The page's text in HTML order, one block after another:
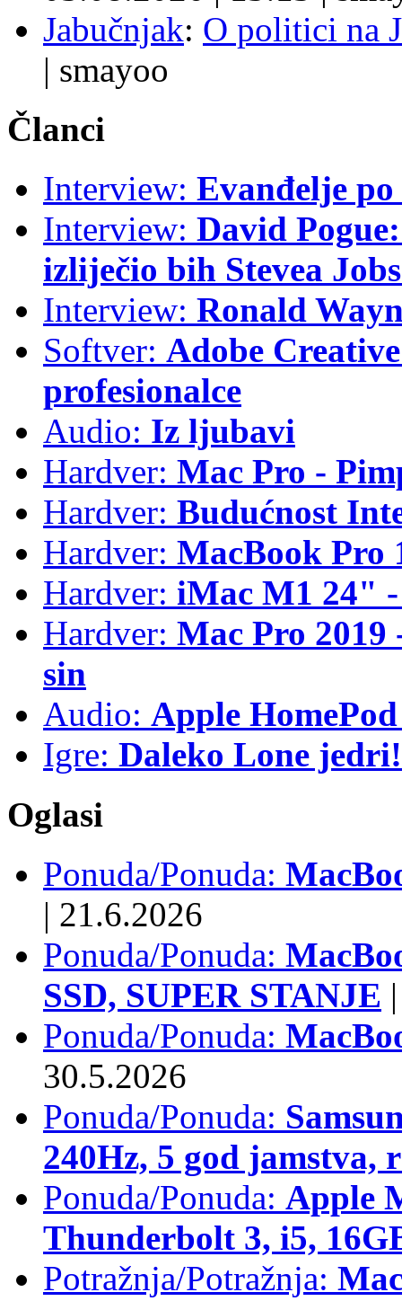
Jabučnjak: O politici na
| smayoo
Članci
Interview: Evanđelje
Interview: David
izliječio bih Stevea
Interview: Ronald
Softver: Adobe
profesionalce
Audio: Iz ljubavi
Hardver: Mac Pro -
Hardver: Budućnost
Hardver: MacBook Pro
Hardver: iMac M1 24"
Hardver: Mac Pro
sin
Audio: Apple
Igre: Daleko Lone jedri!
Oglasi
Ponuda/Ponuda:
| 21.6.2026
Ponuda/Ponuda:
SSD, SUPER STANJE |
Ponuda/Ponuda:
30.5.2026
Ponuda/Ponuda:
240Hz, 5 god jamstva,
Ponuda/Ponuda: Apple
Thunderbolt 3, i5,
Potražnja/Potražnja: